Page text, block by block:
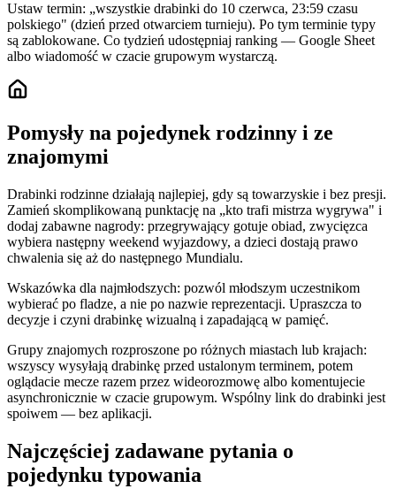
Ustaw termin: „wszystkie drabinki do 10 czerwca, 23:59 czasu
polskiego" (dzień przed otwarciem turnieju). Po tym terminie typy
są zablokowane. Co tydzień udostępniaj ranking — Google Sheet
albo wiadomość w czacie grupowym wystarczą.
Pomysły na pojedynek rodzinny i ze
znajomymi
Drabinki rodzinne działają najlepiej, gdy są towarzyskie i bez presji.
Zamień skomplikowaną punktację na „kto trafi mistrza wygrywa" i
dodaj zabawne nagrody: przegrywający gotuje obiad, zwycięzca
wybiera następny weekend wyjazdowy, a dzieci dostają prawo
chwalenia się aż do następnego Mundialu.
Wskazówka dla najmłodszych: pozwól młodszym uczestnikom
wybierać po fladze, a nie po nazwie reprezentacji. Upraszcza to
decyzje i czyni drabinkę wizualną i zapadającą w pamięć.
Grupy znajomych rozproszone po różnych miastach lub krajach:
wszyscy wysyłają drabinkę przed ustalonym terminem, potem
oglądacie mecze razem przez wideorozmowę albo komentujecie
asynchronicznie w czacie grupowym. Wspólny link do drabinki jest
spoiwem — bez aplikacji.
Najczęściej zadawane pytania o
pojedynku typowania